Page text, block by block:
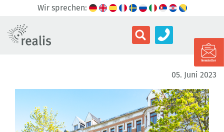
Wir sprechen:
05. Juni 2023